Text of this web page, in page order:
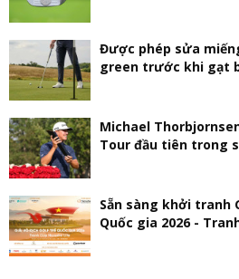
Được phép sửa
green trước khi gạt
Michael
Tour đầu tiên trong
Sẵn sàng khởi tranh
Quốc gia 2026 -